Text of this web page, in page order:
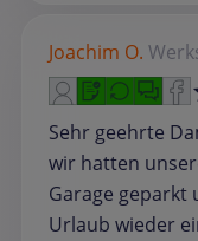
Joachim O.
Sehr geehrte
wir hatten
Garage geparkt
Urlaub wieder